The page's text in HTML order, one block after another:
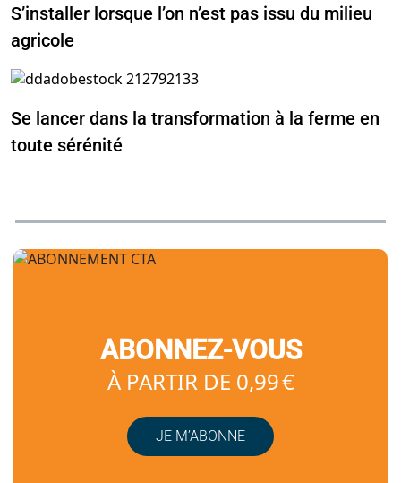
S’installer lorsque l’on n’est pas issu du milieu
agricole
Se lancer dans la transformation à la ferme en
toute sérénité
ABONNEZ-VOUS
À PARTIR DE 0,99 €
JE M’ABONNE